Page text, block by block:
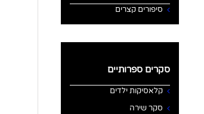
סיפורים קצרים
סקרים ספרותיים
קלאסיקות ילדים
סקר שירה